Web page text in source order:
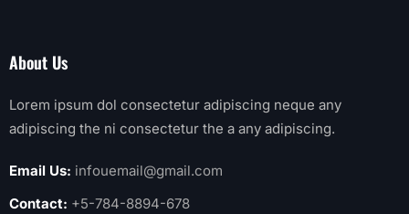
About Us
Lorem ipsum dol consectetur adipiscing neque any
adipiscing the ni consectetur the a any adipiscing.
Email Us: infouemail@gmail.com
Contact: +5-784-8894-678